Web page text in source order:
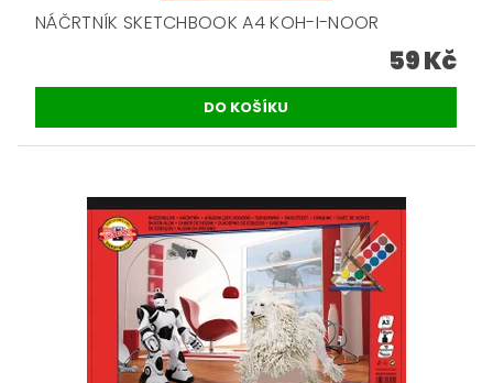
NÁČRTNÍK SKETCHBOOK A4 KOH-I-NOOR
59 Kč